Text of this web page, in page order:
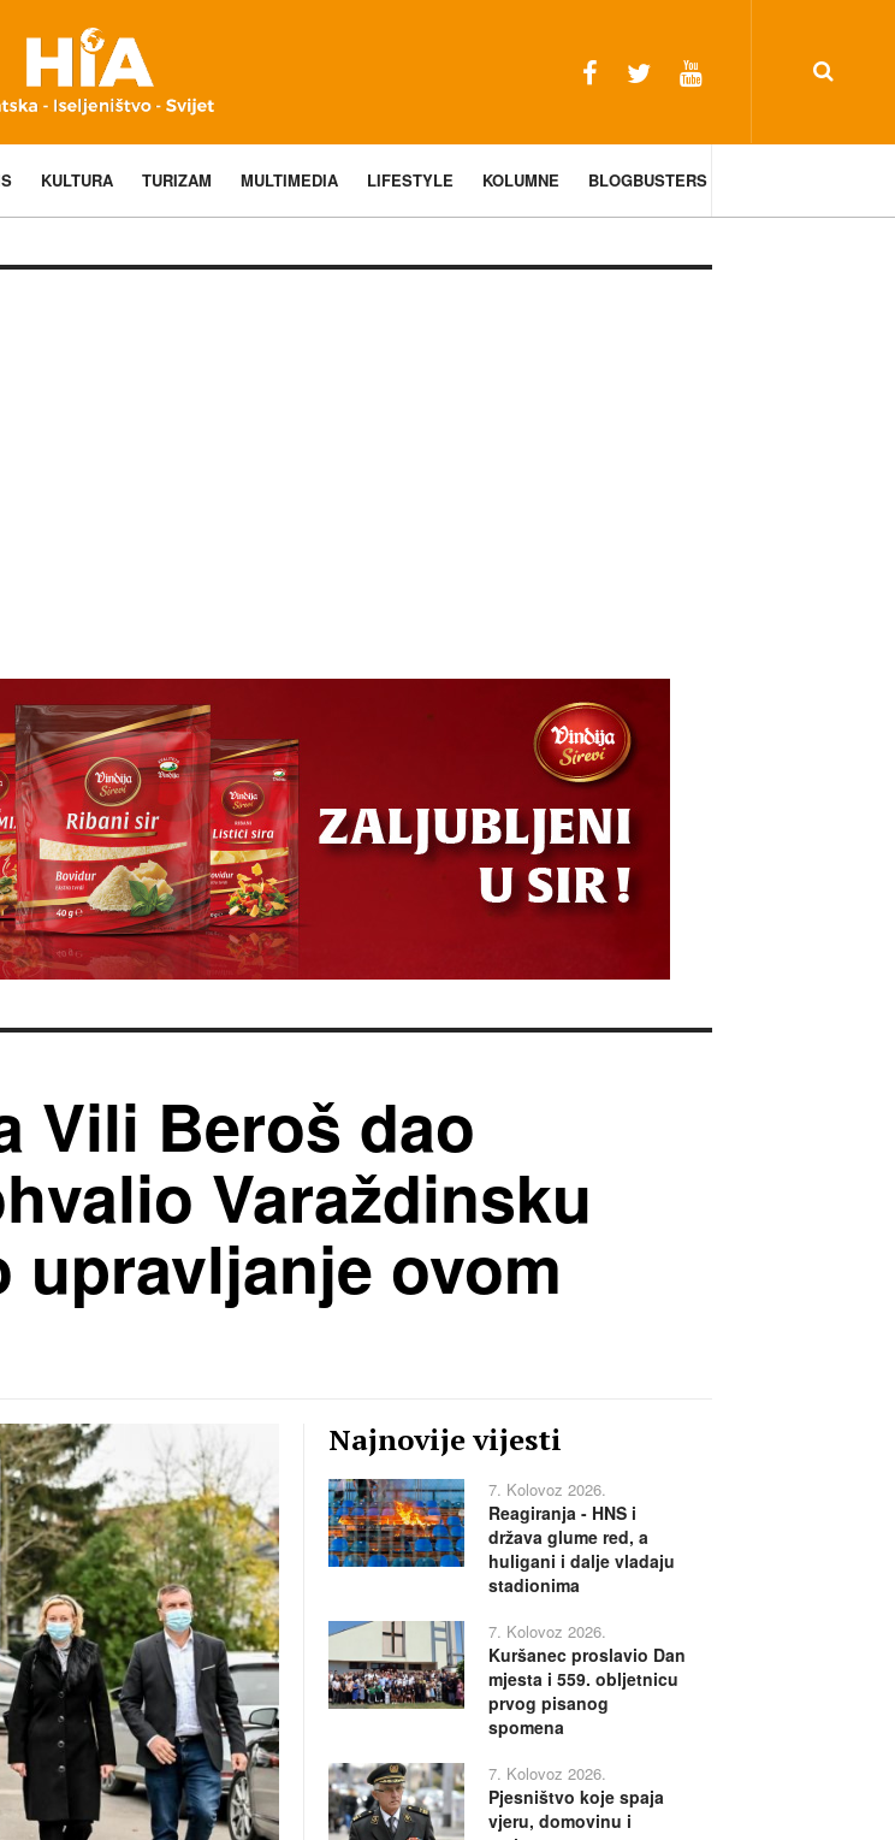
KULTURA TURIZAM MULTIMEDIA LIFESTYLE KOLUMNE BLOGBUSTERS
Vili Beroš dao
Varaždinsku
upravljanje ovom
Najnovije vijesti
7. Kolovoz 2026.
Reagiranja - HNS i
država glume red, a
huligani i dalje vladaju
stadionima
7. Kolovoz 2026.
Kuršanec proslavio Dan
mjesta i 559. obljetnicu
prvog pisanog
spomena
7. Kolovoz 2026.
Pjesništvo koje spaja
vjeru, domovinu i